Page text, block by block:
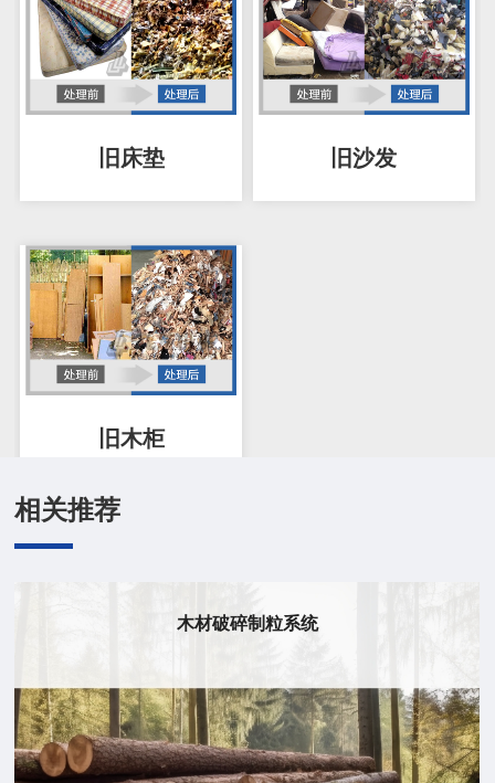
旧床垫 旧沙发
旧木柜
相关推荐
秸秆畜牧业资源化系统(青贮)